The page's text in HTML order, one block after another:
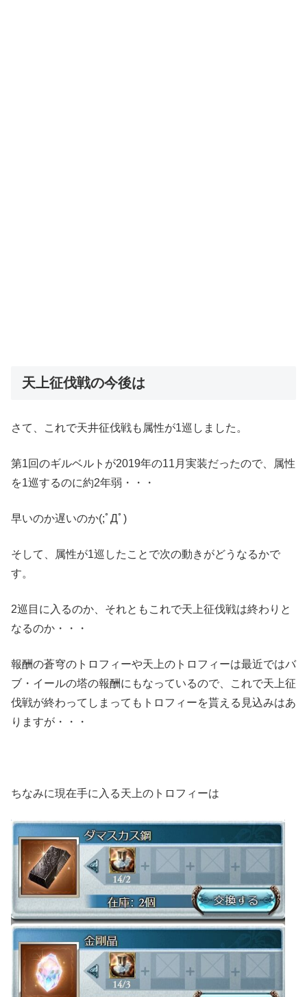
天上征伐戦の今後は
さて、これで天井征伐戦も属性が1巡しました。
第1回のギルベルトが2019年の11月実装だったので、属性
を1巡するのに約2年弱・・・
早いのか遅いのか(;ﾟДﾟ)
そして、属性が1巡したことで次の動きがどうなるかで
す。
2巡目に入るのか、それともこれで天上征伐戦は終わりと
なるのか・・・
報酬の蒼穹のトロフィーや天上のトロフィーは最近ではバ
ブ・イールの塔の報酬にもなっているので、これで天上征
伐戦が終わってしまってもトロフィーを貰える見込みはあ
りますが・・・
ちなみに現在手に入る天上のトロフィーは